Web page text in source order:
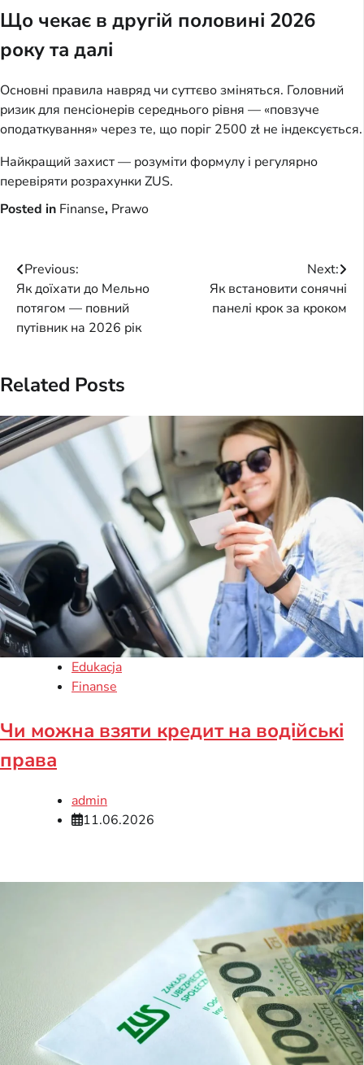
Що чекає в другій половині 2026
року та далі
Основні правила навряд чи суттєво зміняться. Головний
ризик для пенсіонерів середнього рівня — «повзуче
оподаткування» через те, що поріг 2500 zł не індексується.
Найкращий захист — розуміти формулу і регулярно
перевіряти розрахунки ZUS.
Posted in Finanse, Prawo
Post
navigation
Previous:
Як доїхати до Мельно
потягом — повний
путівник на 2026 рік
Next:
Як встановити сонячні
панелі крок за кроком
Related Posts
Edukacja
Finanse
Чи можна взяти кредит на водійські
права
admin
11.06.2026